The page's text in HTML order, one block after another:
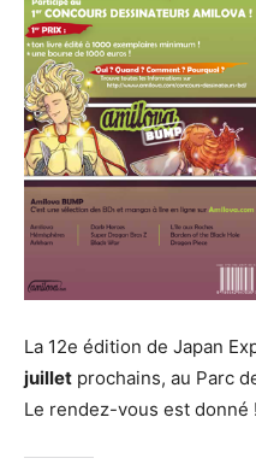
La 12e édition de Japan
juillet prochains, au Parc
Le rendez-vous est donné !